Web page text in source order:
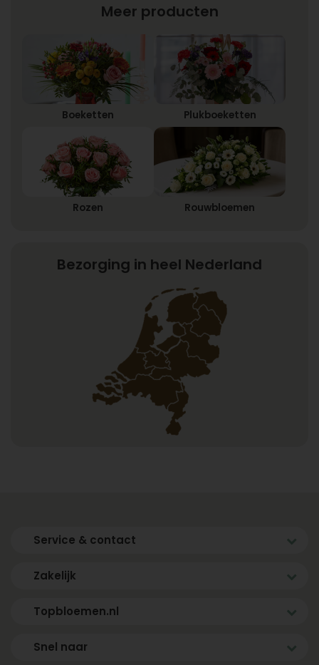
Meer producten
Boeketten Plukboeketten
Rozen Rouwbloemen
Bezorging in heel Nederland
Service & contact
Zakelijk
Topbloemen.nl
Snel naar